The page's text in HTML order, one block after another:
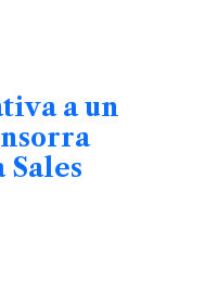
a un
Sales